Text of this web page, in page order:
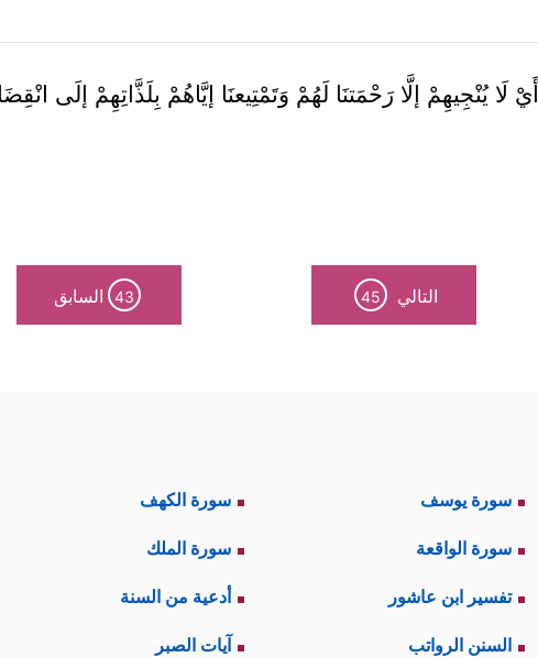
أَيْ لَا يُنْجِيهِمْ إلَّا رَحْمَتنَا لَهُمْ وَتَمْتِيعنَا إيَّاهُمْ بِلَذَّاتِهِمْ إلَى
التالي 45
43 السابق
سورة يوسف سورة الكهف
سورة الواقعة سورة الملك
تفسير ابن عاشور أدعية من السنة
السنن الرواتب آيات الصبر